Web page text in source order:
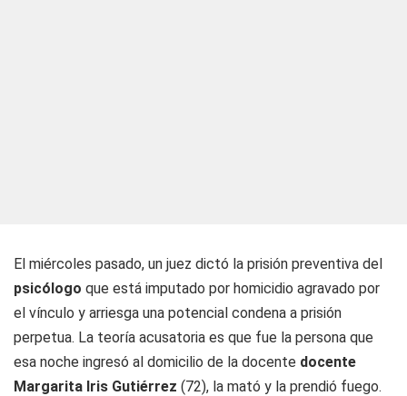
El miércoles pasado, un juez dictó la prisión preventiva del
psicólogo que está imputado por homicidio agravado por
el vínculo y arriesga una potencial condena a prisión
perpetua. La teoría acusatoria es que fue la persona que
esa noche ingresó al domicilio de la docente docente
Margarita Iris Gutiérrez (72), la mató y la prendió fuego.